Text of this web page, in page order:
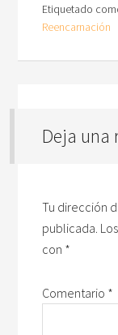
Etiquetado
Reencarnación
Deja una
Tu dirección
publicada.
con *
Comentario *